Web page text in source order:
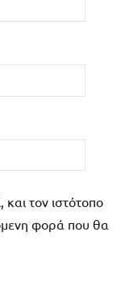
τον ιστότοπο
φορά που θα